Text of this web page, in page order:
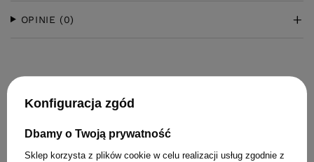
OPINIE (0)
KLIENCI, KTÓRZY KUPILI TEN
Konfiguracja zgód
Dbamy o Twoją prywatność
Sklep korzysta z plików cookie w celu realizacji usług zgodnie z